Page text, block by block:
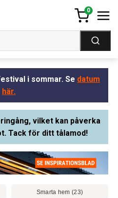
0
i sommar. Se datum
här.
vilket kan påverka
Tack för ditt tålamod!
Smarta hem (23)